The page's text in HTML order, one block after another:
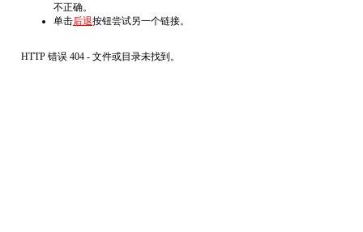
不正确。
单击后退按钮尝试另一个链接。
HTTP 错误 404 - 文件或目录未找到。